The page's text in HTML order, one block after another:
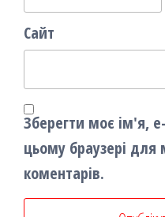
Сайт
Зберегти моє ім'я,
цьому браузері
коментарів.